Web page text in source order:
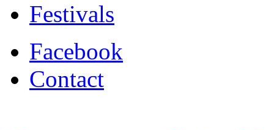
Festivals
Facebook
Contact